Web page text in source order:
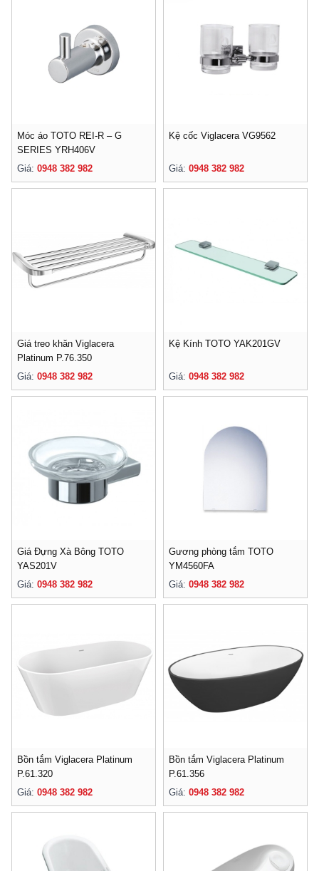
Móc áo TOTO REI-R – G
SERIES YRH406V
Giá: 0948 382 982
Kệ cốc Viglacera VG9562
Giá: 0948 382 982
Giá treo khăn Viglacera
Platinum P.76.350
Giá: 0948 382 982
Kệ Kính TOTO YAK201GV
Giá: 0948 382 982
Giá Đựng Xà Bông TOTO
YAS201V
Giá: 0948 382 982
Gương phòng tắm TOTO
YM4560FA
Giá: 0948 382 982
Bồn tắm Viglacera Platinum
P.61.320
Giá: 0948 382 982
Bồn tắm Viglacera Platinum
P.61.356
Giá: 0948 382 982